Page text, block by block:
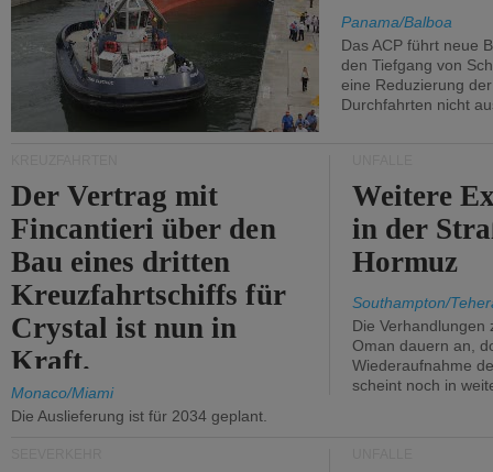
Panama/Balboa
Das ACP führt neue
den Tiefgang von
eine Reduzierung
Durchfahrten nicht
Der Vertrag mit
Fincantieri über den
Bau eines dritten
Kreuzfahrtschiffs für
Crystal ist nun in
Kraft.
Monaco/Miami
Die Auslieferung ist für 2034 geplant.
Weitere
in der
Hormuz
Southampton/
Die Verhandlungen
Oman dauern an,
Wiederaufnahme
scheint noch in